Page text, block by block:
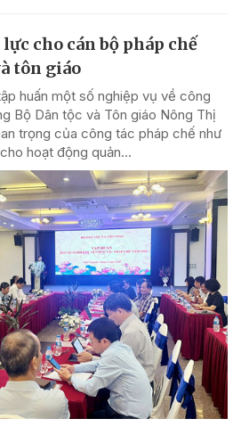
cho cán bộ pháp chế
tôn giáo
huấn một số nghiệp vụ về công
Bộ Dân tộc và Tôn giáo Nông Thị
trọng của công tác pháp chế như
hoạt động quản...